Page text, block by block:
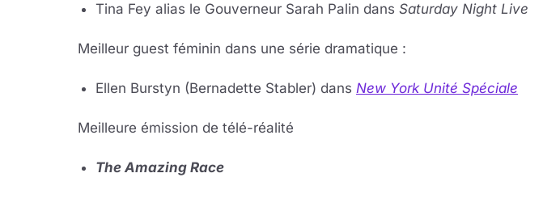
Tina Fey alias le Gou­ver­neur Sarah Palin dans Sa­tur­day Night Live
Meilleur guest fé­mi­nin dans une série dra­ma­tique :
Ellen Burs­tyn (Ber­na­dette Sta­bler) dans New York Unité Spé­ciale
Meilleure émis­sion de té­lé-réa­li­té
The Ama­zing Race